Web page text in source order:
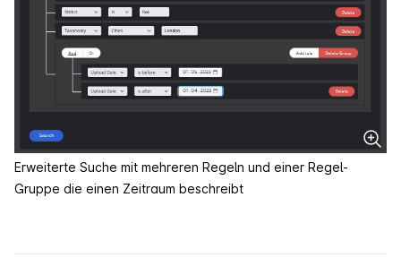
Erweiterte Suche mit mehreren Regeln und einer Regel-
Gruppe die einen Zeitraum beschreibt